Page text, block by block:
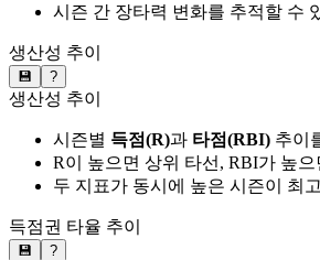
시즌 간 장타력 변화를 추적할 수
생산성 추이
💾 ?
생산성 추이
시즌별 득점(R)과 타점(RBI) 추이
R이 높으면 상위 타선, RBI가 높
두 지표가 동시에 높은 시즌이 최
득점권 타율 추이
💾 ?